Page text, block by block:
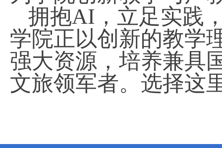
拥抱AI ，立足实践
学院正以创新的教学
强大资源，培养兼具
文旅领军者。选择这